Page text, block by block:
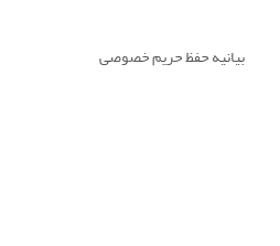
بیانیه حفظ حریم خصوصی